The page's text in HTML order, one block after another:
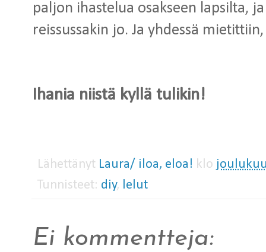
paljon ihastelua osakseen lapsilta,
reissussakin jo. Ja yhdessä
Ihania niistä kyllä tulikin!
Lähettänyt Laura/ iloa, eloa! klo
Tunnisteet: diy, lelut
Ei kommentteja: